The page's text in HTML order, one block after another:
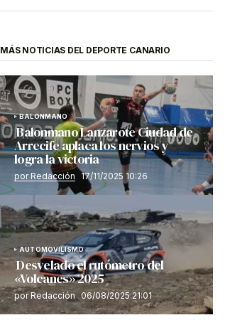
MÁS NOTICIAS DEL DEPORTE CANARIO
BALONMANO
Balonmano Lanzarote Ciudad de
Arrecife aplaca los nervios y
logra la victoria
por Redacción 17/11/2025 10:26
AUTOMOVILISMO
Desvelado el rutómetro del
«Volcanes» 2025
por Redacción 06/08/2025 21:01